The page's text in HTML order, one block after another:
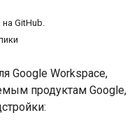
GitHub.
Google Workspace,
продуктам Google,